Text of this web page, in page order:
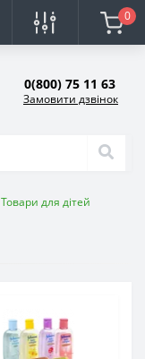
0
0(800) 75 11 63
Замовити дзвінок
Товари для дітей